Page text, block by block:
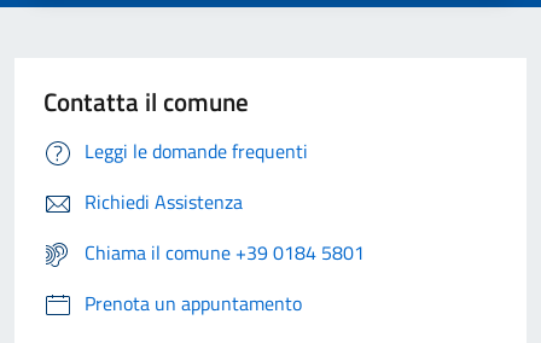
Contatta il comune
Leggi le domande frequenti
Richiedi Assistenza
Chiama il comune +39 0184 5801
Prenota un appuntamento